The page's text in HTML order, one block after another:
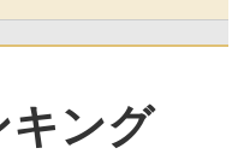
キング